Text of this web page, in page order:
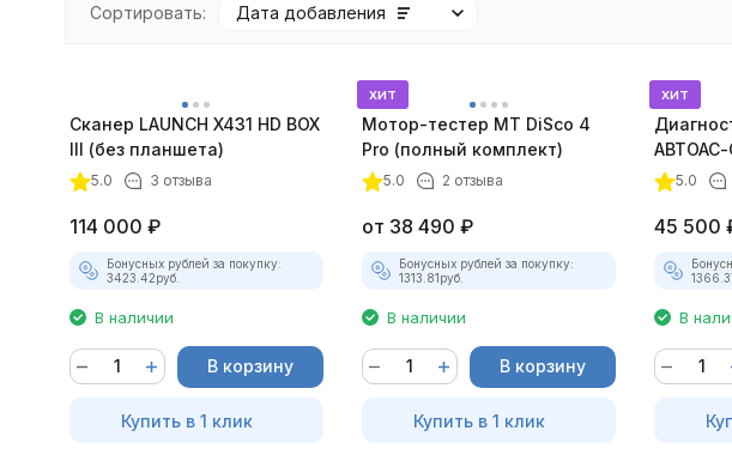
Сортировать: Дата добавления
покупателей
Сканер LAUNCH X431 HD BOX
III (без планшета)
5.0 3 отзыва
114 000 ₽
Бонусных рублей за покупку:
3423.42руб.
В наличии
В корзину
Купить в 1 клик
хит
Мотор-тестер MT DiSco 4
Pro (полный комплект)
5.0 2 отзыва
от 38 490 ₽
Бонусных рублей за покупку:
1313.81руб.
В наличии
В корзину
Купить в 1 клик
хит
5.0
45 500
В